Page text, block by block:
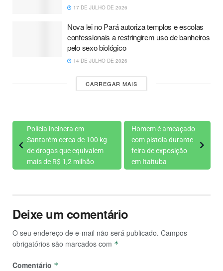
17 DE JULHO DE 2026
Nova lei no Pará autoriza templos e escolas
confessionais a restringirem uso de banheiros
pelo sexo biológico
14 DE JULHO DE 2026
CARREGAR MAIS
Polícia incinera em
Santarém cerca de 100 kg
de drogas que equivalem
mais de R$ 1,2 milhão
Homem é ameaçado
com pistola durante
feira de exposição
em Itaituba
Deixe um comentário
O seu endereço de e-mail não será publicado. Campos
obrigatórios são marcados com *
Comentário *